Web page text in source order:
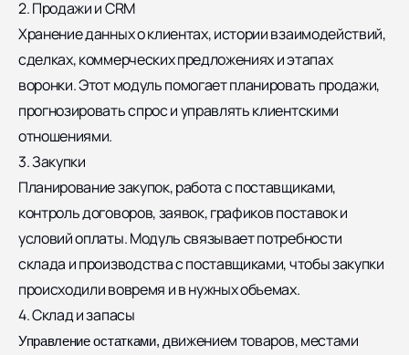
2. Продажи и CRM
Хранение данных о клиентах, истории взаимодействий,
сделках, коммерческих предложениях и этапах
воронки. Этот модуль помогает планировать продажи,
прогнозировать спрос и управлять клиентскими
отношениями.
3. Закупки
Планирование закупок, работа с поставщиками,
контроль договоров, заявок, графиков поставок и
условий оплаты. Модуль связывает потребности
склада и производства с поставщиками, чтобы закупки
происходили вовремя и в нужных объемах.
4. Склад и запасы
Управление остатками, движением товаров, местами